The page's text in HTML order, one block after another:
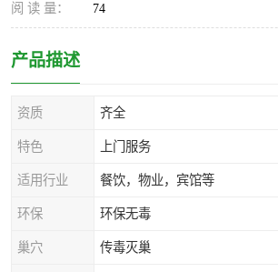
阅 读 量： 74
产品描述
资质 齐全
特色 上门服务
适用行业 餐饮，物业，宾馆等
环保 环保无毒
巢穴 传毒灭巢